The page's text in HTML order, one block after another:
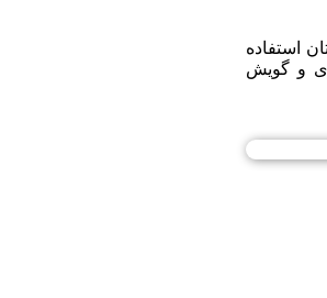
استفاده
و گویش